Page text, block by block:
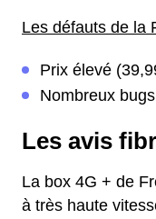
Les défauts de la
Prix élevé
Nombreux bugs
Les avis
La box 4G + de
à très haute